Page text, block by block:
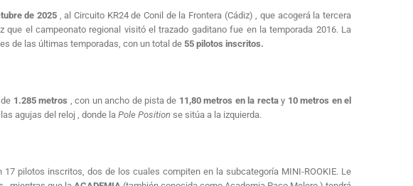
de 2025 , al Circuito KR24 de Conil de la Frontera (Cádiz), que acogerá la tercera
que el campeonato regional visitó el trazado gaditano fue en la temporada 2016. La
de las últimas temporadas, con un total de55 pilotos inscritos.
1.285 metros , con un ancho de pista de 11,80 metros en la rectay 10 metros en el
agujas del reloj , donde la Pole Positionse sitúa a la izquierda.
pilotos inscritos, dos de los cuales compiten en la subcategoría MINI-ROOKIE. Le